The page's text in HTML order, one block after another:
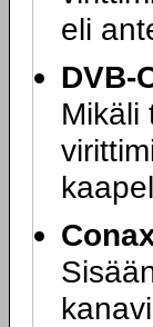
eli
DVB-
Mikäli